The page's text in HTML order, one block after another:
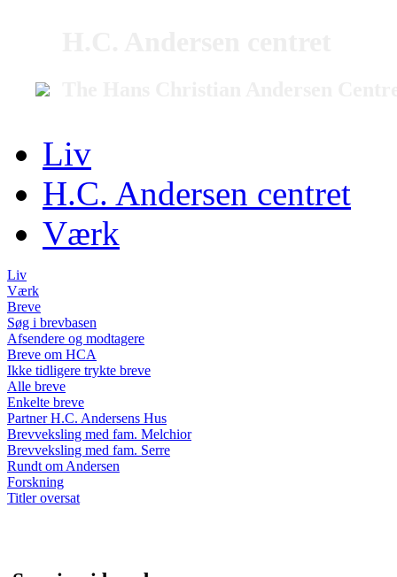
Liv
H.C. Andersen centret
Værk
Liv
Værk
Breve
Søg i brevbasen
Afsendere og modtagere
Breve om HCA
Ikke tidligere trykte breve
Alle breve
Enkelte breve
Partner H.C. Andersens Hus
Brevveksling med fam. Melchior
Brevveksling med fam. Serre
Rundt om Andersen
Forskning
Titler oversat